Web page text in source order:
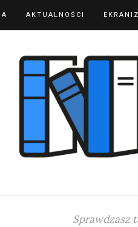
AKTUALNOŚCI
Sprawdzasz